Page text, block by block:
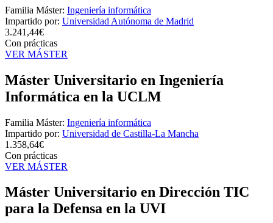
Familia Máster: Ingeniería informática
Impartido por: Universidad Autónoma de Madrid
3.241,44€
Con prácticas
VER MÁSTER
Máster Universitario en Ingeniería
Informática en la UCLM
Familia Máster: Ingeniería informática
Impartido por: Universidad de Castilla-La Mancha
1.358,64€
Con prácticas
VER MÁSTER
Máster Universitario en Dirección TIC
para la Defensa en la UVI